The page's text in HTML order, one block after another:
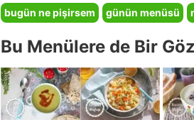
bugün ne pişirsem günün menüsü
Bu Menülere de Bir